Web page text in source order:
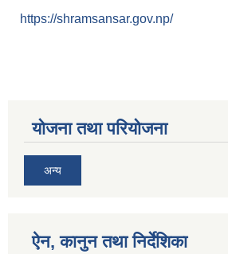
https://shramsansar.gov.np/
योजना तथा परियोजना
अन्य
ऐन, कानुन तथा निर्देशिका